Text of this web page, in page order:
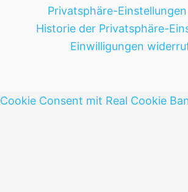
Privatsphäre-
Historie der Privatsphäre-
Einwilligungen
Cookie Consent mit Real Cookie